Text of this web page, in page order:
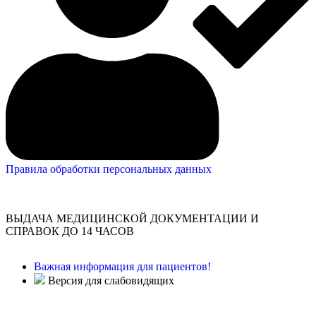
Правила обработки персональных данных
ВЫДАЧА МЕДИЦИНСКОЙ ДОКУМЕНТАЦИИ И
СПРАВОК ДО 14 ЧАСОВ
Важная информация для пациентов!
Версия для слабовидящих